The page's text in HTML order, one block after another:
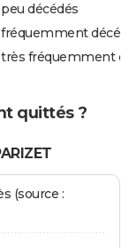
décédés
fréquemment
quittés ?
(source :